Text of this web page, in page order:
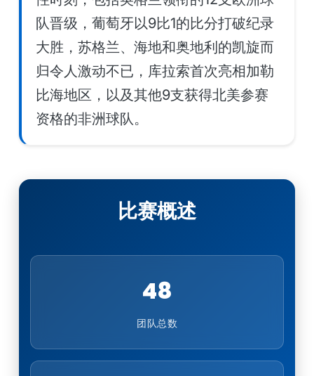
队晋级，葡萄牙以9比1的比分打破纪录
大胜，苏格兰、海地和奥地利的凯旋而
归令人激动不已，库拉索首次亮相加勒
比海地区，以及其他9支获得北美参赛
资格的非洲球队。
比赛概述
48
团队总数